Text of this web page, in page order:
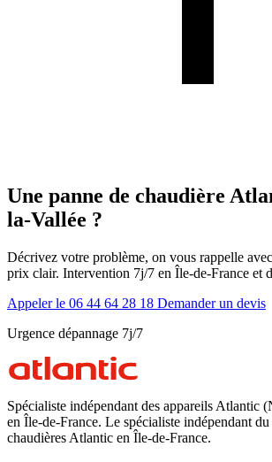
Une panne de chaudière
la-Vallée ?
Décrivez votre problème, on vous rappelle
prix clair. Intervention 7j/7 en Île-de-France et
Appeler le 06 44 64 28 18 Demander un devis
Urgence dépannage 7j/7
Spécialiste indépendant des appareils Atlantic
en Île-de-France. Le spécialiste indépendant du
chaudières Atlantic en Île-de-France.